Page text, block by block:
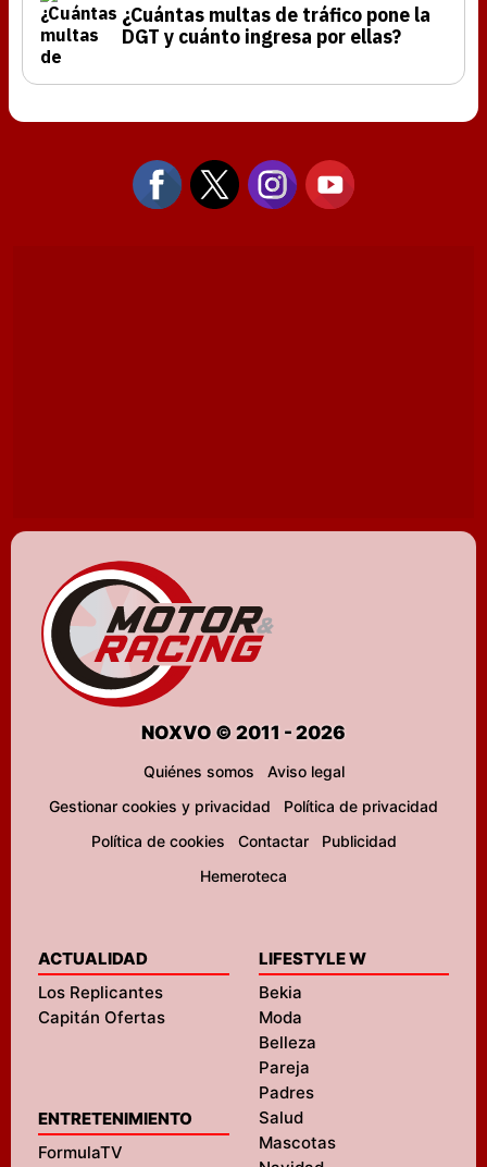
¿Cuántas multas de tráfico pone la
DGT y cuánto ingresa por ellas?
NOXVO © 2011 - 2026
Quiénes somos
Aviso legal
Gestionar cookies y privacidad
Política de privacidad
Política de cookies
Contactar
Publicidad
Hemeroteca
ACTUALIDAD
Los Replicantes
Capitán Ofertas
ENTRETENIMIENTO
FormulaTV
LIFESTYLE W
Bekia
Moda
Belleza
Pareja
Padres
Salud
Mascotas